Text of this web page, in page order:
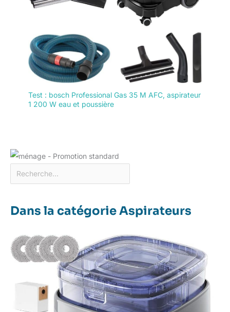
Test : bosch Professional Gas 35 M AFC, aspirateur
1 200 W eau et poussière
Dans la catégorie Aspirateurs